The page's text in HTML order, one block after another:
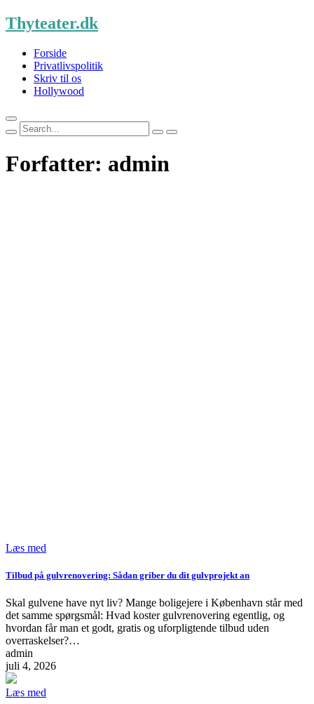
Skip
to
Thyteater.dk
Forside
Privatlivspolitik
Skriv til os
Hollywood
Search
for:
Forfatter: admin
Læs med
Tilbud på gulvrenovering: Sådan griber du dit gulvprojekt an
Skal gulvene have nyt liv? Mange boligejere i København står med
det samme spørgsmål: Hvad koster gulvrenovering egentlig, og
hvordan får man et godt, gratis og uforpligtende tilbud uden
overraskelser?…
admin
juli 4, 2026
Læs med